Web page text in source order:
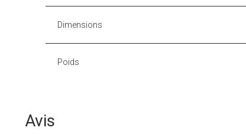
Dimensions
Poids
Avis